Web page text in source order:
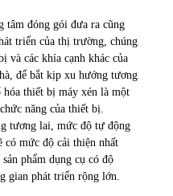
tâm đóng gói đưa ra cũng
triển của thị trường, chúng
và các khía cạnh khác của
để bắt kịp xu hướng tương
hóa thiết bị máy xén là một
năng của thiết bị.
tương lai, mức độ tự động
có mức độ cải thiện nhất
phẩm dụng cụ có độ
gian phát triển rộng lớn.